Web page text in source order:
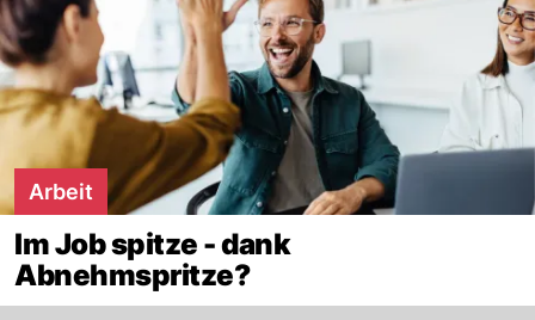
Arbeit
Im Job spitze - dank
Abnehmspritze?